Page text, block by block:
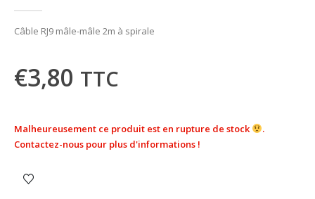
Câble RJ9 mâle-mâle 2m à spirale
€3,80 TTC
Malheureusement ce produit est en rupture de stock
.
Contactez-nous pour plus d'informations !